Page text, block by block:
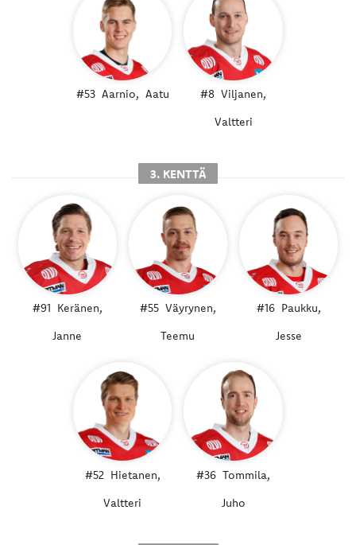
#53 Aarnio, Aatu #8 Viljanen,
Valtteri
3. KENTTÄ
#91 Keränen,
Janne
#55 Väyrynen,
Teemu
#16 Paukku,
Jesse
#52 Hietanen,
Valtteri
#36 Tommila,
Juho